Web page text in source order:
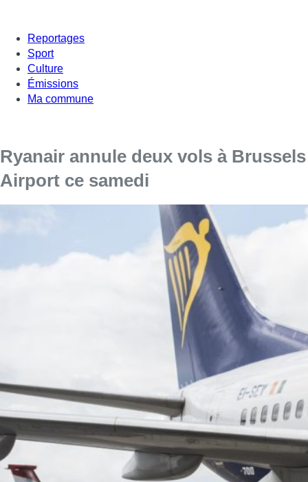
Reportages
Sport
Culture
Émissions
Ma commune
Ryanair annule deux vols à Brussels
Airport ce samedi